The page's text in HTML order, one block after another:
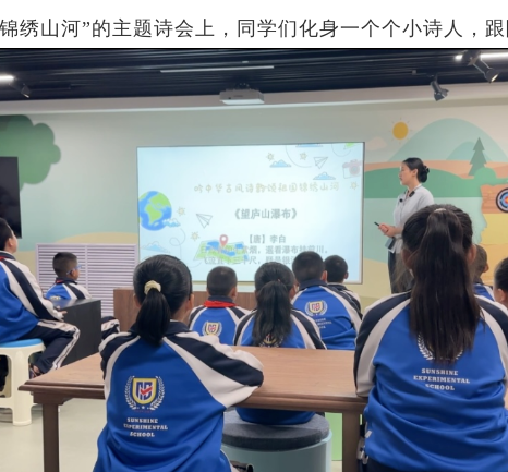
绣山河”的主题诗会上，同学们化身一个个小诗人，